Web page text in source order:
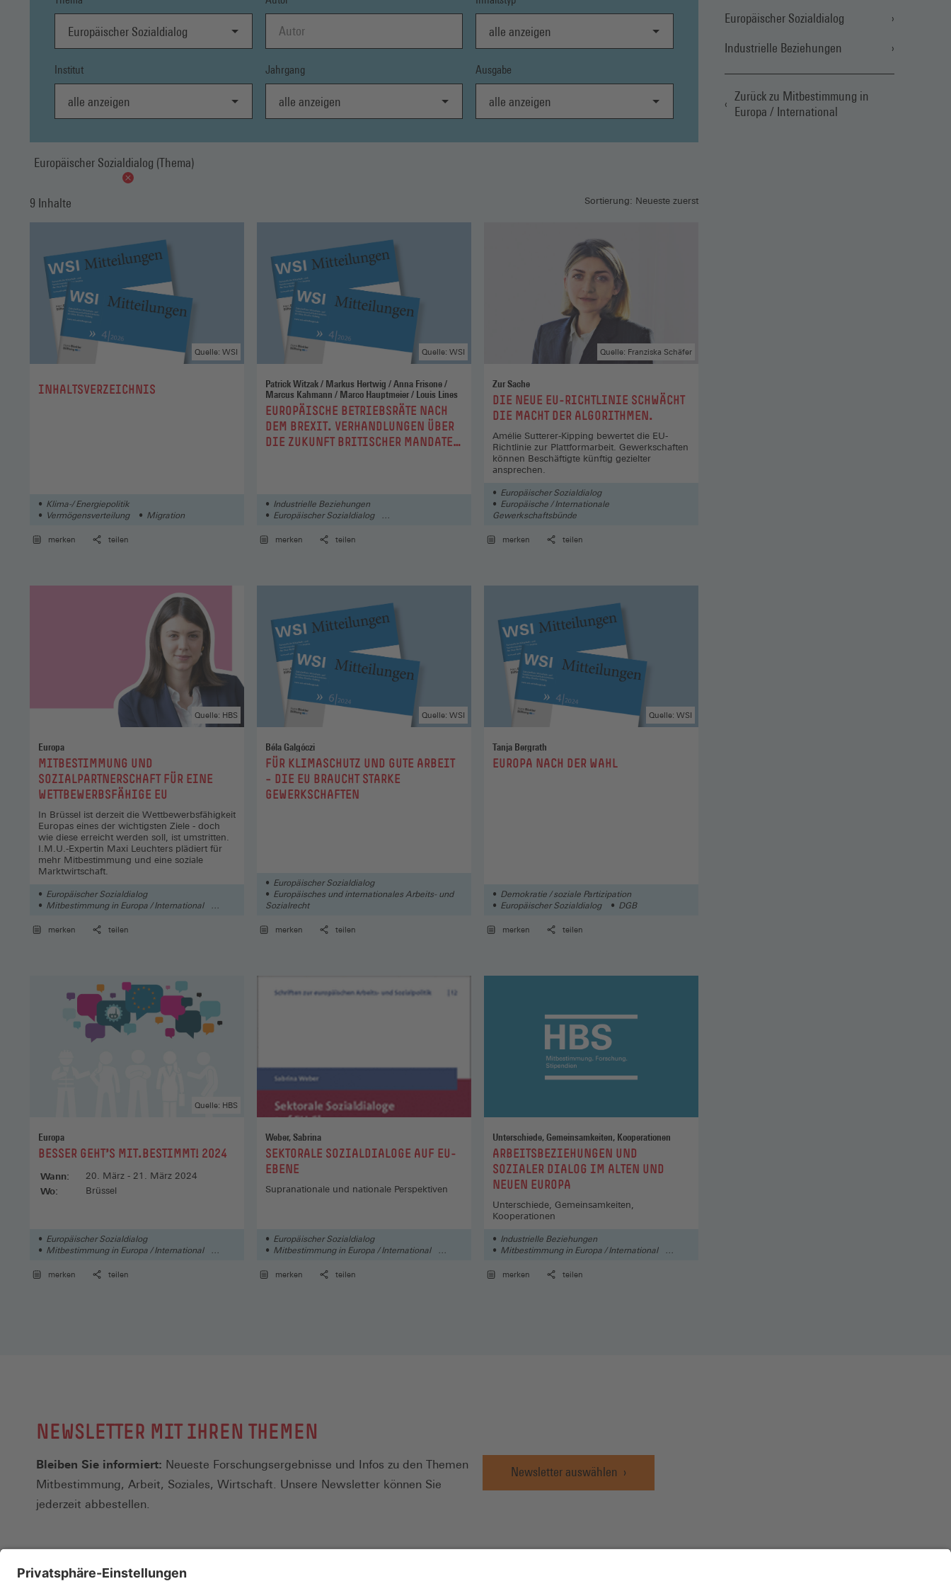
Europäischer Sozialdialog alle anzeigen
Institut
alle anzeigen
Jahrgang
alle anzeigen
Ausgabe
alle anzeigen
Europäischer Sozialdialog (Thema)
9 Inhalte Sortierung: Neueste zuerst
:INHALTSVERZEICHNIS
Quelle: WSI
Klima-/ Energiepolitik
Vermögensverteilung
Migration
merken teilen
Patrick Witzak / Markus Hertwig / Anna Frisone /
Marcus Kahmann / Marco Hauptmeier / Louis Lines
:EUROPÄISCHE BETRIEBSRÄTE NACH
DEM BREXIT. VERHANDLUNGEN ÜBER
DIE ZUKUNFT BRITISCHER MANDATE
Quelle: WSI
Industrielle Beziehungen
Europäischer Sozialdialog
merken
teilen
Zur Sache
:DIE NEUE EU-RICHTLINIE SCHWÄCHT
DIE MACHT DER ALGORITHMEN.
Quelle: Franziska Schäfer
Amélie Sutterer-Kipping bewertet die EU-
Richtlinie zur Plattformarbeit. Gewerkschaften
können Beschäftigte künftig gezielter
ansprechen.
Europäischer Sozialdialog
Europäische / Internationale
Gewerkschaftsbünde
merken
teilen
Europa
:MITBESTIMMUNG UND
SOZIALPARTNERSCHAFT FÜR EINE
WETTBEWERBSFÄHIGE EU
Quelle: HBS
In Brüssel ist derzeit die Wettbewerbsfähigkeit
Europas eines der wichtigsten Ziele - doch
wie diese erreicht werden soll, ist umstritten.
I.M.U.-Expertin Maxi Leuchters plädiert für
mehr Mitbestimmung und eine soziale
Marktwirtschaft.
Europäischer Sozialdialog
Mitbestimmung in Europa / International
merken
teilen
Béla Galgóczi
:FÜR KLIMASCHUTZ UND GUTE ARBEIT
– DIE EU BRAUCHT STARKE
GEWERKSCHAFTEN
Quelle: WSI
Europäischer Sozialdialog
Europäisches und internationales Arbeits- und
Sozialrecht
merken
teilen
Tanja Bergrath
:EUROPA NACH DER WAHL
Quelle: WSI
Demokratie / soziale Partizipation
Europäischer Sozialdialog
DGB
merken teilen
Europa
:BESSER GEHT'S MIT.BESTIMMT! 2024
Quelle: HBS
Wann: 20. März - 21. März 2024
Wo: Brüssel
Europäischer Sozialdialog
Mitbestimmung in Europa / International
merken
teilen
Weber, Sabrina
:SEKTORALE SOZIALDIALOGE AUF EU-
EBENE
Supranationale und nationale Perspektiven
Europäischer Sozialdialog
Mitbestimmung in Europa / International
merken
teilen
Unterschiede, Gemeinsamkeiten, Kooperationen
:ARBEITSBEZIEHUNGEN UND
SOZIALER DIALOG IM ALTEN UND
NEUEN EUROPA
Unterschiede, Gemeinsamkeiten,
Kooperationen
Industrielle Beziehungen
Mitbestimmung in Europa / International
merken
teilen
Europäischer Sozialdialog
Industrielle Beziehungen
Zurück zu Mitbestimmung in
Europa / International
NEWSLETTER MIT IHREN THEMEN
Bleiben Sie informiert: Neueste Forschungsergebnisse und Infos zu den Themen
Mitbestimmung, Arbeit, Soziales, Wirtschaft. Unsere Newsletter können Sie
jederzeit abbestellen.
Newsletter auswählen